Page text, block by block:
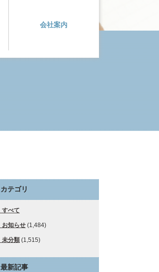
会社案内
カテゴリ
すべて
お知らせ (1,484)
未分類 (1,515)
最新記事